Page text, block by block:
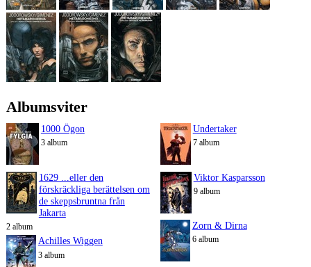
Albumsviter
1000 Ögon
3 album
1629 ...eller den
förskräckliga berättelsen om
de skeppsbruntna från
Jakarta
2 album
Achilles Wiggen
3 album
Undertaker
7 album
Viktor Kasparsson
9 album
Zorn & Dirna
6 album